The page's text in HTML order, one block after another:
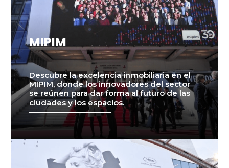
MIPIM
Descubre la excelencia inmobiliaria en el
MIPIM, donde los innovadores del sector
se reúnen para dar forma al futuro de las
ciudades y los espacios.